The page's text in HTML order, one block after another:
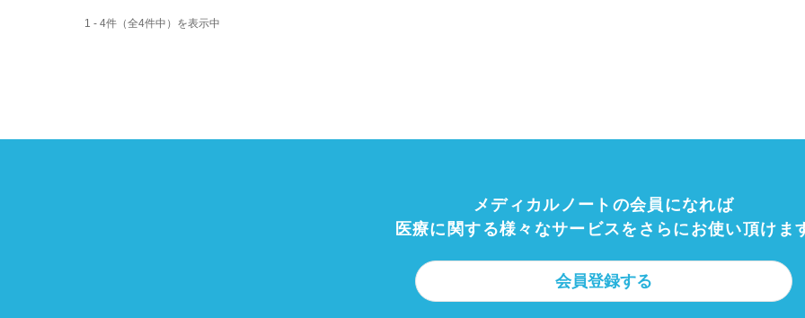
1 - 4件（全4件中）を表示中
メディカルノートの会員になれば
医療に関する様々なサービスを さらにお使い頂けま
会員登録する